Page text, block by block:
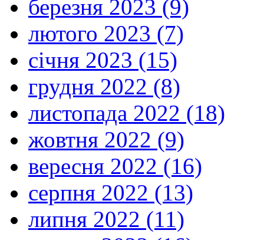
березня 2023 (9)
лютого 2023 (7)
січня 2023 (15)
грудня 2022 (8)
листопада 2022 (18)
жовтня 2022 (9)
вересня 2022 (16)
серпня 2022 (13)
липня 2022 (11)